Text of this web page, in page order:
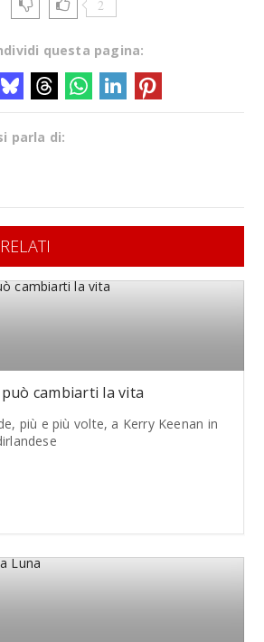
2
questa pagina:
parla di:
cambiarti la vita
più e più volte, a Kerry Keenan in